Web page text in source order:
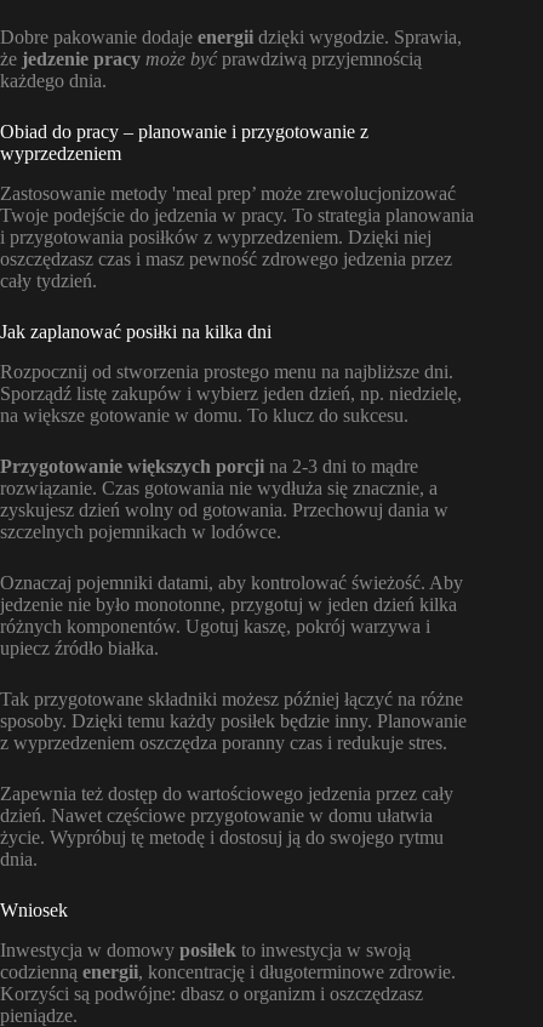
Dobre pakowanie dodaje energii dzięki wygodzie. Sprawia,
że jedzenie pracy może byćprawdziwą przyjemnością
każdego dnia.
Obiad do pracy – planowanie i przygotowanie z
wyprzedzeniem
Zastosowanie metody 'meal prep’ może zrewolucjonizować
Twoje podejście do jedzenia w pracy. To strategia planowania
i przygotowania posiłków z wyprzedzeniem. Dzięki niej
oszczędzasz czas i masz pewność zdrowego jedzenia przez
cały tydzień.
Jak zaplanować posiłki na kilka dni
Rozpocznij od stworzenia prostego menu na najbliższe dni.
Sporządź listę zakupów i wybierz jeden dzień, np. niedzielę,
na większe gotowanie w domu. To klucz do sukcesu.
Przygotowanie większych porcji na 2-3 dni to mądre
rozwiązanie. Czas gotowania nie wydłuża się znacznie, a
zyskujesz dzień wolny od gotowania. Przechowuj dania w
szczelnych pojemnikach w lodówce.
Oznaczaj pojemniki datami, aby kontrolować świeżość. Aby
jedzenie nie było monotonne, przygotuj w jeden dzień kilka
różnych komponentów. Ugotuj kaszę, pokrój warzywa i
upiecz źródło białka.
Tak przygotowane składniki możesz później łączyć na różne
sposoby. Dzięki temu każdy posiłek będzie inny. Planowanie
z wyprzedzeniem oszczędza poranny czas i redukuje stres.
Zapewnia też dostęp do wartościowego jedzenia przez cały
dzień. Nawet częściowe przygotowanie w domu ułatwia
życie. Wypróbuj tę metodę i dostosuj ją do swojego rytmu
dnia.
Wniosek
Inwestycja w domowy posiłek to inwestycja w swoją
codzienną energii, koncentrację i długoterminowe zdrowie.
Korzyści są podwójne: dbasz o organizm i oszczędzasz
pieniądze.